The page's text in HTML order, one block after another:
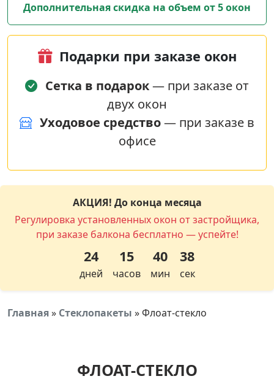
Дополнительная скидка на объем от 5 окон
Подарки при заказе окон
Сетка в подарок— при заказе от
двух окон
Уходовое средство— при заказе в
офисе
АКЦИЯ! До конца месяца
Регулировка установленных окон от застройщика,
при заказе балкона бесплатно — успейте!
24
дней
15
часов
40
мин
37
сек
Главная» Стеклопакеты »Флоат-стекло
ФЛОАТ-СТЕКЛО